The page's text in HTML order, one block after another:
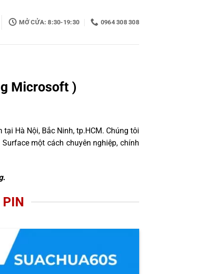
MỞ CỬA: 8:30-19:30 0964 308 308
Microsoft )
Hà Nội, Bắc Ninh, tp.HCM. Chúng tôi
một cách chuyên nghiệp, chính
PIN